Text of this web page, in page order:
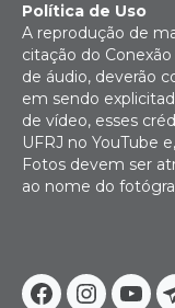
Política de Uso
A reprodução de
citação do
de áudio, deverão
em sendo
de vídeo, esses
UFRJ no YouTube
Fotos devem ser
ao nome do